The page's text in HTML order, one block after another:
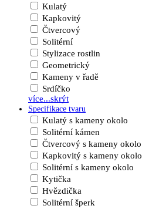
Kulatý
Kapkovitý
Čtvercový
Solitérní
Stylizace rostlin
Geometrický
Kameny v řadě
Srdíčko
více...skrýt
Specifikace tvaru
Kulatý s kameny okolo
Solitérní kámen
Čtvercový s kameny okolo
Kapkovitý s kameny okolo
Solitérní s kameny okolo
Kytička
Hvězdička
Solitérní šperk